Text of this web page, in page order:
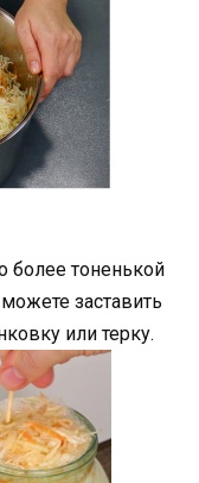
более тоненькой
заставить
или терку.